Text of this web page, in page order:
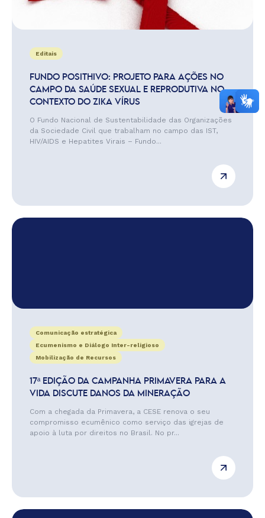
Editais
FUNDO POSITHIVO: PROJETO PARA AÇÕES NO
CAMPO DA SAÚDE SEXUAL E REPRODUTIVA NO
CONTEXTO DO ZIKA VÍRUS
O Fundo Nacional de Sustentabilidade das Organizações
da Sociedade Civil que trabalham no campo das IST,
HIV/AIDS e Hepatites Virais – Fundo...
Comunicação estratégica
Ecumenismo e Diálogo Inter-religioso
Mobilização de Recursos
17ª EDIÇÃO DA CAMPANHA PRIMAVERA PARA A
VIDA DISCUTE DANOS DA MINERAÇÃO
Com a chegada da Primavera, a CESE renova o seu
compromisso ecumênico como serviço das igrejas de
apoio à luta por direitos no Brasil. No pr...